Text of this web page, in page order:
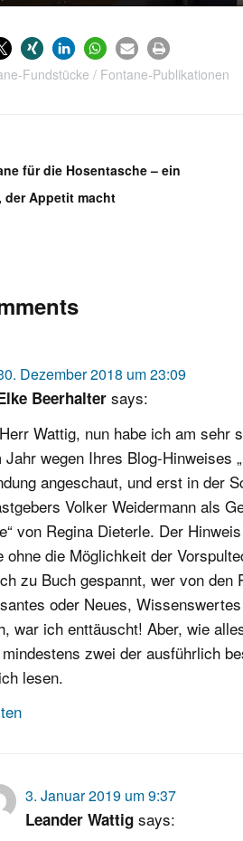
Fundstücke Fontane-Publikationen
für die Hosentasche – ein
der Appetit macht
Dezember 2018 um 23:09
Beerhalter says:
Wattig, nun habe ich am sehr
Jahr wegen Ihres Blog-Hinweises
angeschaut, und erst in der
Volker Weidermann als
von Regina Dieterle. Der
ohne die Möglichkeit der
zu Buch gespannt, wer von den
oder Neues,
war ich enttäuscht! Aber, wie
zwei der ausführlich
lesen.
3. Januar 2019 um 9:37
Leander Wattig says: